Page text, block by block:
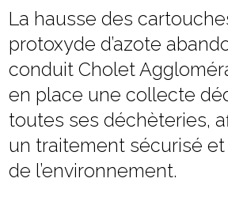
La hausse des
protoxyde d’azote
conduit Cholet
en place une collecte
toutes ses déchèteries,
un traitement sécurisé
de l’environnement.